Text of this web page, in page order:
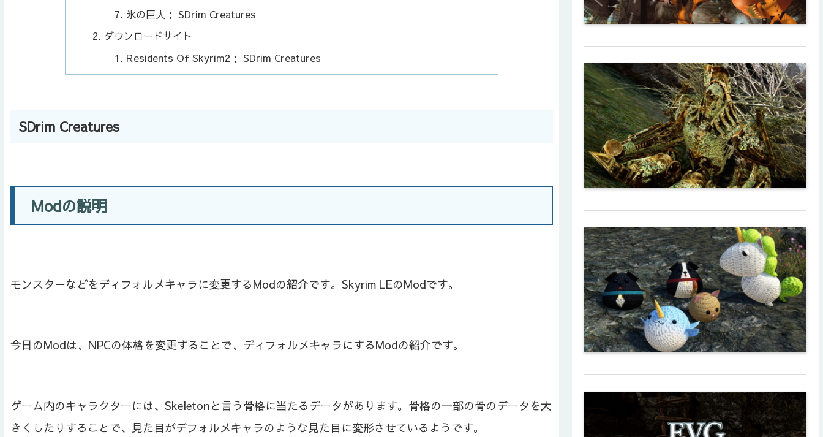
氷の巨人： SDrim Creatures
ダウンロードサイト
Residents Of Skyrim2： SDrim Creatures
SDrim Creatures
Modの説明
モンスターなどをディフォルメキャラに変更するModの紹介です。Skyrim LEのModです。
今日のModは、NPCの体格を変更することで、ディフォルメキャラにするModの紹介です。
ゲーム内のキャラクターには、Skeletonと言う骨格に当たるデータがあります。骨格の一部の骨のデータを大
きくしたりすることで、見た目がデフォルメキャラのような見た目に変形させているようです。